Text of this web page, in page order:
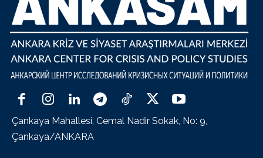
Çankaya Mahallesi, Cemal Nadir Sokak, No: 9,
Çankaya/ANKARA